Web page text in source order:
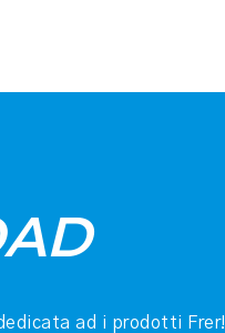
ad i prodotti Frer!